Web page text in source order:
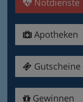
Apotheken
Gutscheine
Gewinnen